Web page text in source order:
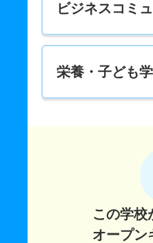
ビジネスコミ
栄養・子ども
この学校
オープン